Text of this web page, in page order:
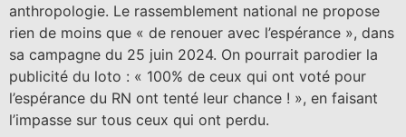
anthropologie. Le rassemblement national ne propose
rien de moins que « de renouer avec l’espérance », dans
sa campagne du 25 juin 2024. On pourrait parodier la
publicité du loto : « 100% de ceux qui ont voté pour
l’espérance du RN ont tenté leur chance ! », en faisant
l’impasse sur tous ceux qui ont perdu.